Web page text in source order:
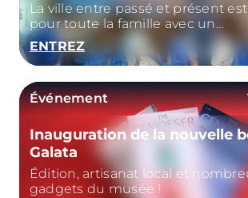
La ville entre passé et présent
pour toute la famille avec un
approfondissement entre la vue
Cristoforo Grassi et la fresque de
ENTREZ
Événement
Inauguration de la nouvelle
Galata
Édition, artisanat local et
gadgets du musée !